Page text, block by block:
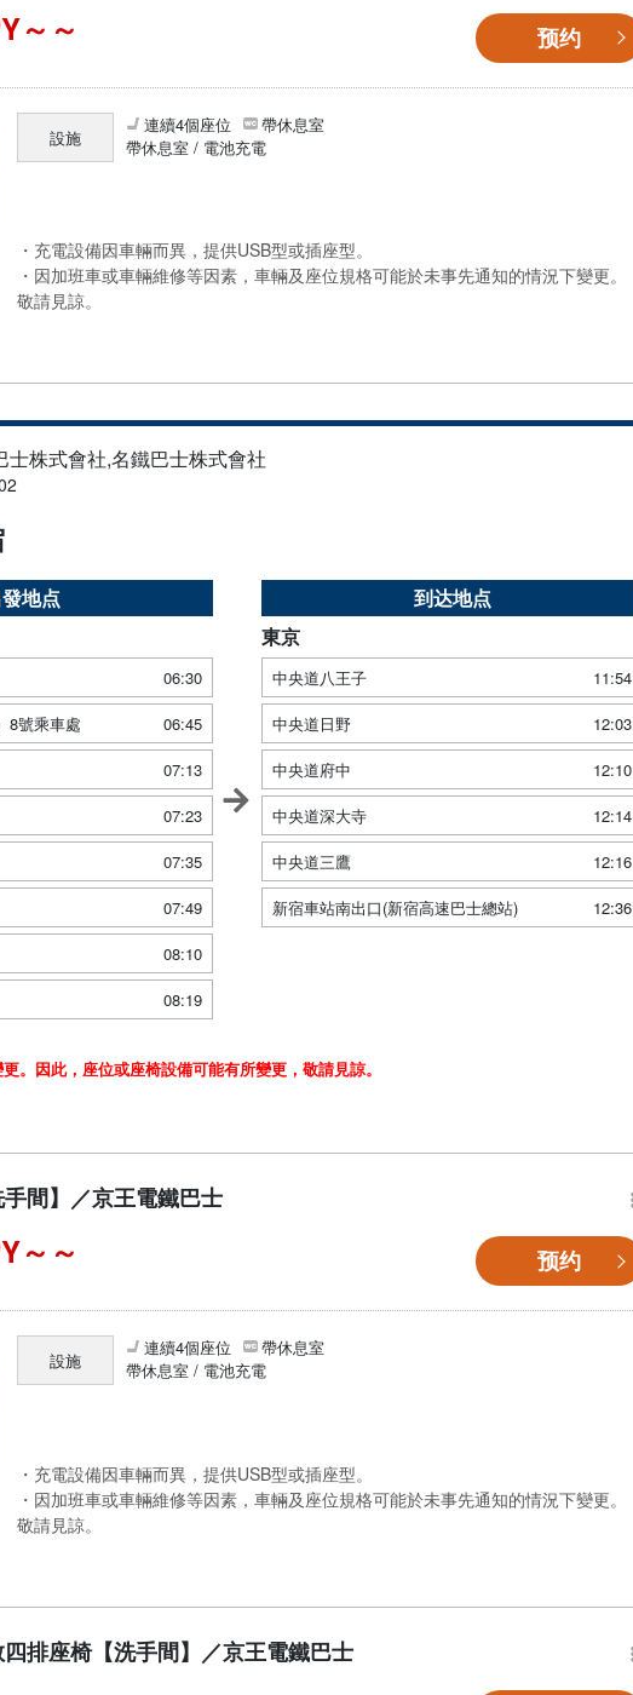
～ 预约
設施
連續4個座位
帶休息室
帶休息室 / 電池充電
・充電設備因車輛而異，提供USB型或插座型。
・因加班車或車輛維修等因素，車輛及座位規格可能於未事先通知的情況下變更。
敬請見諒。
士株式會社,名鐵巴士株式會社
地点
06:30
8號乘車處
06:45
07:13
07:23
07:35
07:49
08:10
08:19
到达地点
東京
中央道八王子
11:54
中央道日野
12:03
中央道府中
12:10
中央道深大寺
12:14
中央道三鷹
12:16
新宿車站南出口(新宿高速巴士總站)
12:36
。因此，座位或座椅設備可能有所變更，敬請見諒。
間】／京王電鐵巴士
～ 预约
設施
連續4個座位
帶休息室
帶休息室 / 電池充電
・充電設備因車輛而異，提供USB型或插座型。
・因加班車或車輛維修等因素，車輛及座位規格可能於未事先通知的情況下變更。
敬請見諒。
排座椅【洗手間】／京王電鐵巴士